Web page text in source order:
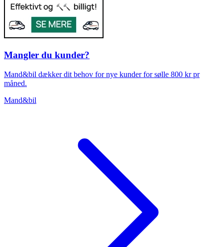
Mangler du kunder?
Mand&bil dækker dit behov for nye kunder for sølle 800 kr pr
måned.
Mand&bil